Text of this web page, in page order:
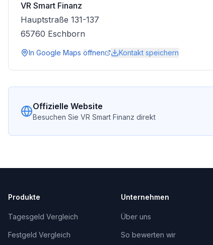
VR Smart Finanz
Hauptstraße 131-137
65760 Eschborn
In Google Maps öffnen Kontakt speichern
Offizielle Website
Besuchen Sie VR Smart Finanz direkt
Produkte
Tagesgeld Vergleich
Festgeld Vergleich
Unternehmen
Über uns
So bewerten wir